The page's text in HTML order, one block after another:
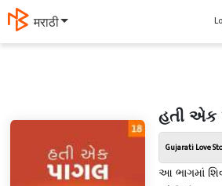
मराठी
હતી એક
Gujarati Love
આ ભાગમાં